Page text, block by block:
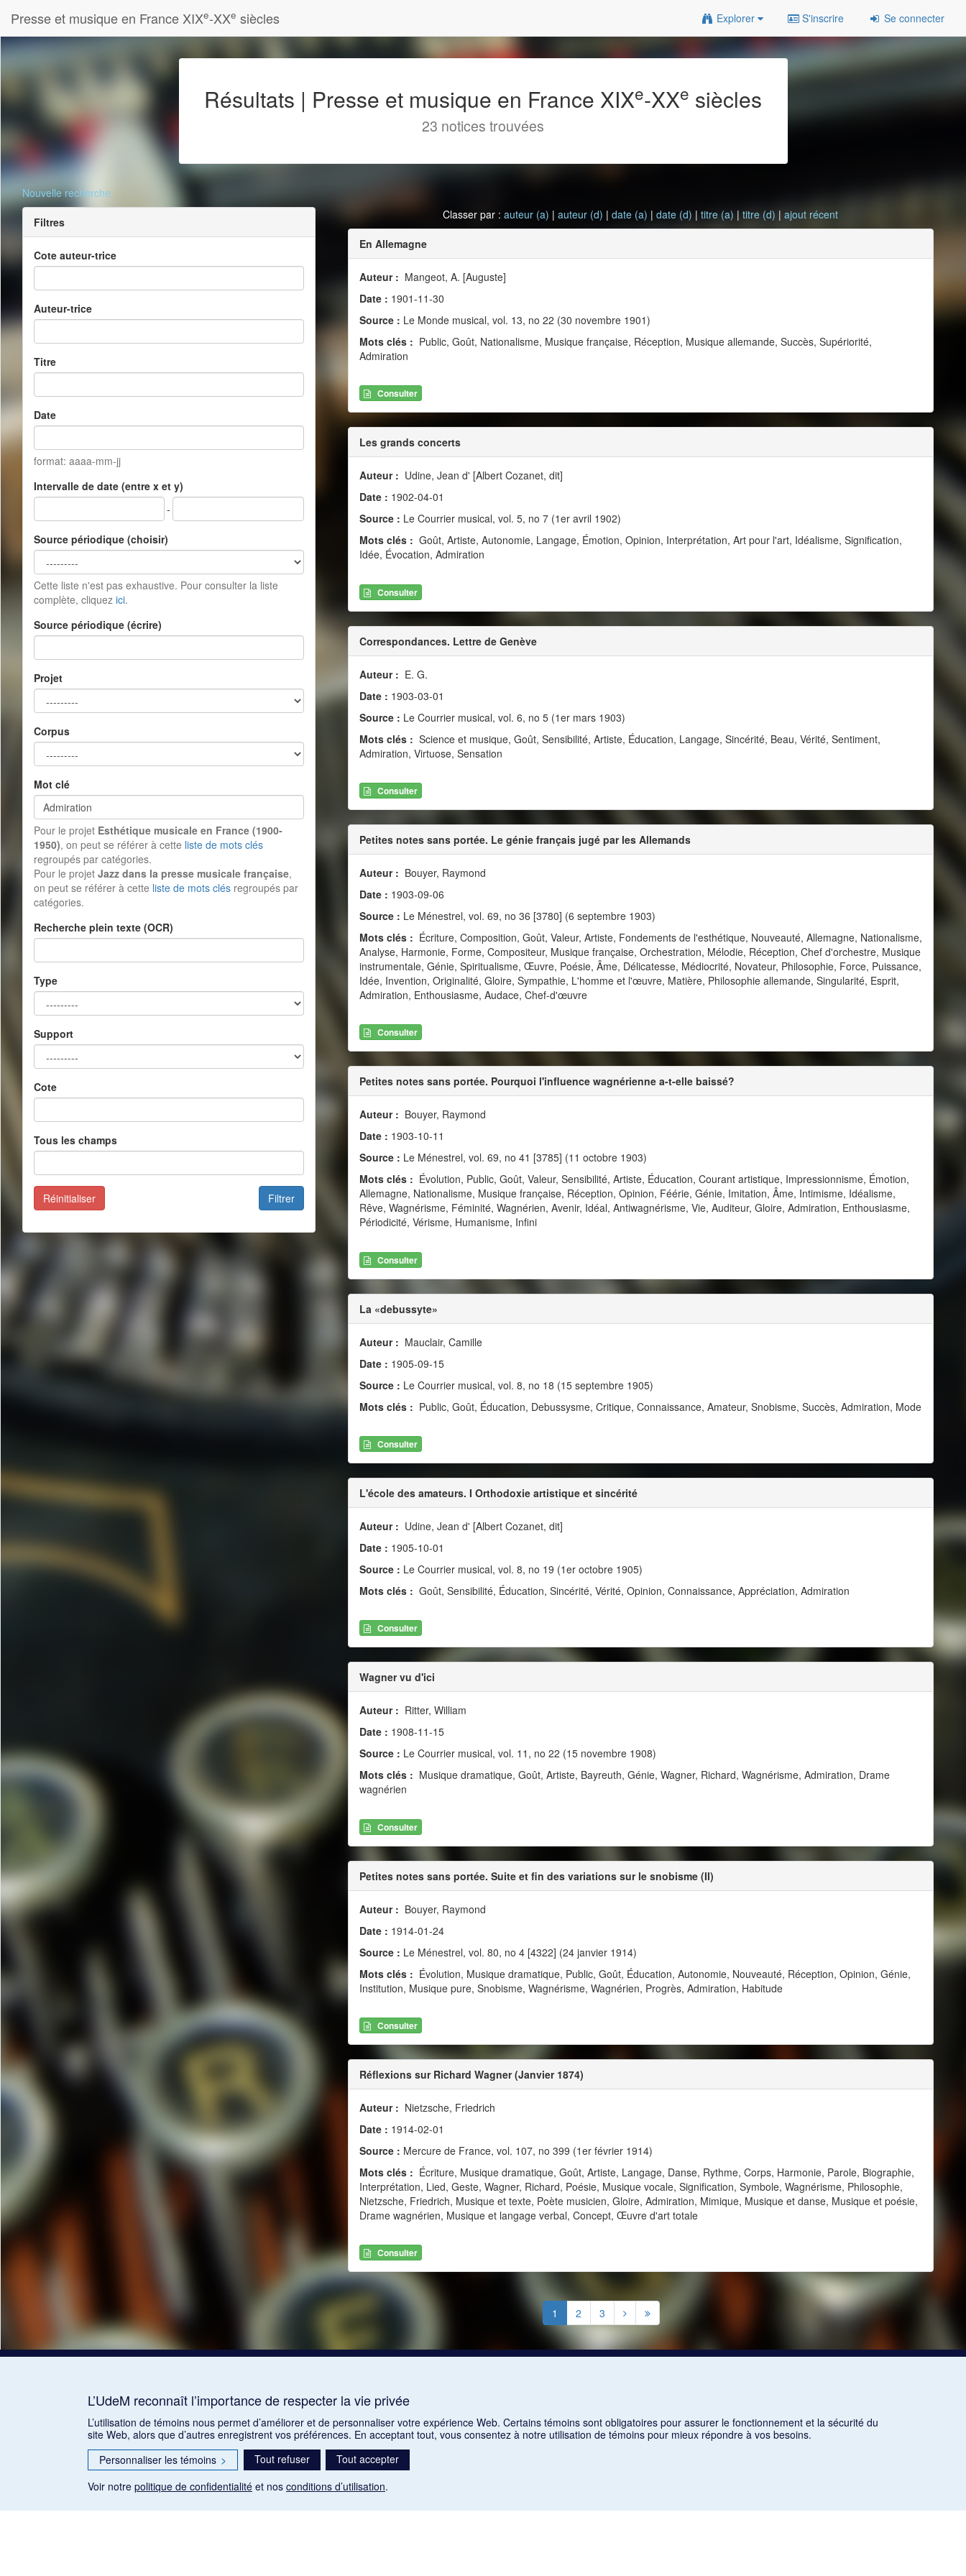
Presse et musique en France XIXe-XXe siècles Explorer S'inscrire Se connecter
Résultats | Presse et musique en France XIXe-XXe siècles
23 notices trouvées
Nouvelle recherche
Filtres
Cote auteur-trice
Auteur-trice
Titre
Date
format: aaaa-mm-jj
Intervalle de date (entre x et y)
-
Source périodique (choisir)
Cette liste n'est pas exhaustive. Pour consulter la liste
complète, cliquez ici.
Source périodique (écrire)
Projet
Corpus
Mot clé
Pour le projet Esthétique musicale en France (1900-
1950), on peut se référer à cette liste de mots clés
regroupés par catégories.
Pour le projet Jazz dans la presse musicale française,
on peut se référer à cette liste de mots clés regroupés par
catégories.
Recherche plein texte (OCR)
Type
Support
Cote
Tous les champs
Filtrer
Réinitialiser
Classer par :auteur (a) |auteur (d) |date (a) |date (d) |titre (a) |titre (d) |ajout récent
En Allemagne
Auteur : Mangeot, A. [Auguste]
Date : 1901-11-30
Source : Le Monde musical, vol. 13, no 22 (30 novembre 1901)
Mots clés : Public, Goût, Nationalisme, Musique française, Réception, Musique allemande, Succès, Supériorité,
Admiration
Consulter
Les grands concerts
Auteur : Udine, Jean d' [Albert Cozanet, dit]
Date : 1902-04-01
Source : Le Courrier musical, vol. 5, no 7 (1er avril 1902)
Mots clés : Goût, Artiste, Autonomie, Langage, Émotion, Opinion, Interprétation, Art pour l'art, Idéalisme, Signification,
Idée, Évocation, Admiration
Consulter
Correspondances. Lettre de Genève
Auteur : E. G.
Date : 1903-03-01
Source : Le Courrier musical, vol. 6, no 5 (1er mars 1903)
Mots clés : Science et musique, Goût, Sensibilité, Artiste, Éducation, Langage, Sincérité, Beau, Vérité, Sentiment,
Admiration, Virtuose, Sensation
Consulter
Petites notes sans portée. Le génie français jugé par les Allemands
Auteur : Bouyer, Raymond
Date : 1903-09-06
Source : Le Ménestrel, vol. 69, no 36 [3780] (6 septembre 1903)
Mots clés : Écriture, Composition, Goût, Valeur, Artiste, Fondements de l'esthétique, Nouveauté, Allemagne, Nationalisme,
Analyse, Harmonie, Forme, Compositeur, Musique française, Orchestration, Mélodie, Réception, Chef d'orchestre, Musique
instrumentale, Génie, Spiritualisme, Œuvre, Poésie, Âme, Délicatesse, Médiocrité, Novateur, Philosophie, Force, Puissance,
Idée, Invention, Originalité, Gloire, Sympathie, L'homme et l'œuvre, Matière, Philosophie allemande, Singularité, Esprit,
Admiration, Enthousiasme, Audace, Chef-d'œuvre
Consulter
Petites notes sans portée. Pourquoi l'influence wagnérienne a-t-elle baissé?
Auteur : Bouyer, Raymond
Date : 1903-10-11
Source : Le Ménestrel, vol. 69, no 41 [3785] (11 octobre 1903)
Mots clés : Évolution, Public, Goût, Valeur, Sensibilité, Artiste, Éducation, Courant artistique, Impressionnisme, Émotion,
Allemagne, Nationalisme, Musique française, Réception, Opinion, Féérie, Génie, Imitation, Âme, Intimisme, Idéalisme,
Rêve, Wagnérisme, Féminité, Wagnérien, Avenir, Idéal, Antiwagnérisme, Vie, Auditeur, Gloire, Admiration, Enthousiasme,
Périodicité, Vérisme, Humanisme, Infini
Consulter
La «debussyte»
Auteur : Mauclair, Camille
Date : 1905-09-15
Source : Le Courrier musical, vol. 8, no 18 (15 septembre 1905)
Mots clés : Public, Goût, Éducation, Debussysme, Critique, Connaissance, Amateur, Snobisme, Succès, Admiration, Mode
Consulter
L'école des amateurs. I Orthodoxie artistique et sincérité
Auteur : Udine, Jean d' [Albert Cozanet, dit]
Date : 1905-10-01
Source : Le Courrier musical, vol. 8, no 19 (1er octobre 1905)
Mots clés : Goût, Sensibilité, Éducation, Sincérité, Vérité, Opinion, Connaissance, Appréciation, Admiration
Consulter
Wagner vu d'ici
Auteur : Ritter, William
Date : 1908-11-15
Source : Le Courrier musical, vol. 11, no 22 (15 novembre 1908)
Mots clés : Musique dramatique, Goût, Artiste, Bayreuth, Génie, Wagner, Richard, Wagnérisme, Admiration, Drame
wagnérien
Consulter
Petites notes sans portée. Suite et fin des variations sur le snobisme (II)
Auteur : Bouyer, Raymond
Date : 1914-01-24
Source : Le Ménestrel, vol. 80, no 4 [4322] (24 janvier 1914)
Mots clés : Évolution, Musique dramatique, Public, Goût, Éducation, Autonomie, Nouveauté, Réception, Opinion, Génie,
Institution, Musique pure, Snobisme, Wagnérisme, Wagnérien, Progrès, Admiration, Habitude
Consulter
Réflexions sur Richard Wagner (Janvier 1874)
Auteur : Nietzsche, Friedrich
Date : 1914-02-01
Source : Mercure de France, vol. 107, no 399 (1er février 1914)
Mots clés : Écriture, Musique dramatique, Goût, Artiste, Langage, Danse, Rythme, Corps, Harmonie, Parole, Biographie,
Interprétation, Lied, Geste, Wagner, Richard, Poésie, Musique vocale, Signification, Symbole, Wagnérisme, Philosophie,
Nietzsche, Friedrich, Musique et texte, Poète musicien, Gloire, Admiration, Mimique, Musique et danse, Musique et poésie,
Drame wagnérien, Musique et langage verbal, Concept, Œuvre d'art totale
Consulter
1 2 3
L’UdeM reconnaît l’importance de respecter la vie privée
L’utilisation de témoins nous permet d’améliorer et de personnaliser votre expérience Web. Certains témoins sont obligatoires pour assurer le fonctionnement et la sécurité du
site Web, alors que d’autres enregistrent vos préférences. En acceptant tout, vous consentez à notre utilisation de témoins pour mieux répondre à vos besoins.
Personnaliser les témoins > Tout refuser
Tout accepter
Voir notre politique de confidentialité et nos conditions d’utilisation.